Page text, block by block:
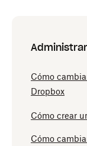
Cómo
Dropbox
Cómo crear
Cómo